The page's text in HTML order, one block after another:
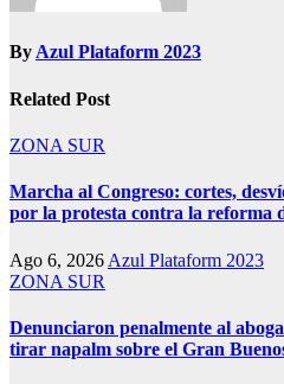
ByAzul Plataform 2023
Related Post
ZONA SUR
Marcha al Congreso: cortes,
por la protesta contra la reforma
Ago 6, 2026 Azul Plataform 2023
ZONA SUR
Denunciaron penalmente al
tirar napalm sobre el Gran